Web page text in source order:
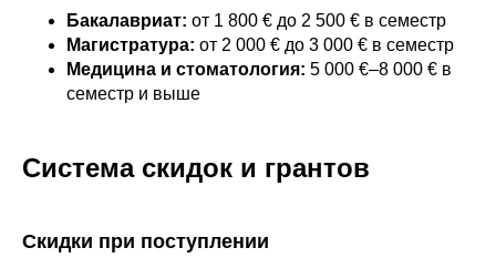
Бакалавриат: от 1 800 € до 2 500 € в семестр
Магистратура: от 2 000 € до 3 000 € в семестр
Медицина и стоматология: 5 000 €–8 000 € в
семестр и выше
Система скидок и грантов
Скидки при поступлении